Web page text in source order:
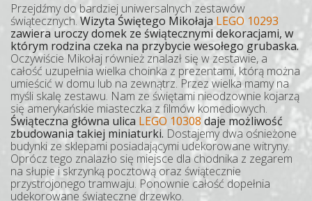
Przejdźmy do bardziej uniwersalnych zestawów
świątecznych. Wizyta Świętego Mikołaja LEGO 10293
zawiera uroczy domek ze świątecznymi dekoracjami, w
którym rodzina czeka na przybycie wesołego grubaska.
Oczywiście Mikołaj również znalazł się w zestawie, a
całość uzupełnia wielka choinka z prezentami, którą można
umieścić w domu lub na zewnątrz. Przez wielka mamy na
myśli skalę zestawu. Nam ze świętami nieodzownie kojarzą
się amerykańskie miasteczka z filmów komediowych.
Świąteczna główna ulica LEGO 10308 daje możliwość
zbudowania takiej miniaturki. Dostajemy dwa ośnieżone
budynki ze sklepami posiadającymi udekorowane witryny.
Oprócz tego znalazło się miejsce dla chodnika z zegarem
na słupie i skrzynką pocztową oraz świątecznie
przystrojonego tramwaju. Ponownie całość dopełnia
udekorowane świąteczne drzewko.